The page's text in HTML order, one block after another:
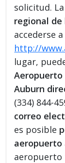
solicitud. La
regional de
accederse
http://
lugar,
Aeropuerto
Auburn
(334) 844-
correo
es posible
aeropuerto
aeropuerto